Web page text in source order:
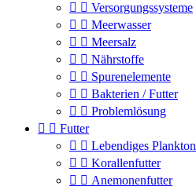
  Versorgungssysteme
  Meerwasser
  Meersalz
  Nährstoffe
  Spurenelemente
  Bakterien / Futter
  Problemlösung
  Futter
  Lebendiges Plankton
  Korallenfutter
  Anemonenfutter